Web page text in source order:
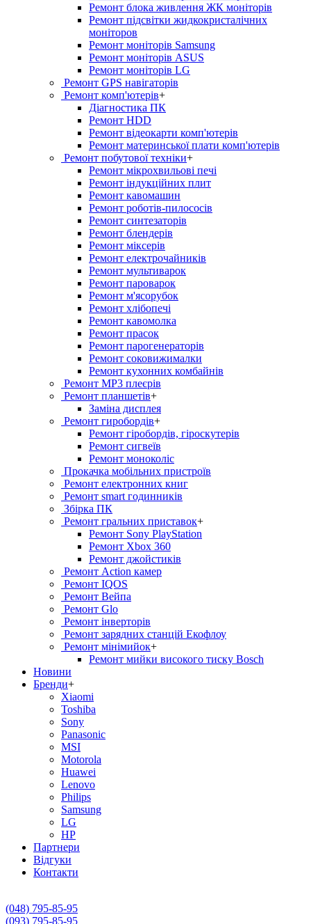
Ремонт блока живлення ЖК моніторів
Ремонт підсвітки жидкокристалічних
моніторов
Ремонт моніторів Samsung
Ремонт моніторів ASUS
Ремонт моніторів LG
Ремонт GPS навігаторів
Ремонт комп'ютерів+
Діагностика ПК
Ремонт HDD
Ремонт відеокарти комп'ютерів
Ремонт материнської плати комп'ютерів
Ремонт побутової техніки+
Ремонт мікрохвильові печі
Ремонт індукційних плит
Ремонт кавомашин
Ремонт роботів-пилососів
Ремонт синтезаторів
Ремонт блендерiв
Ремонт мiксерiв
Ремонт електрочайників
Ремонт мультиварок
Ремонт пароварок
Ремонт м'ясорубок
Ремонт хлiбопечi
Ремонт кавомолка
Ремонт прасок
Ремонт парогенераторiв
Ремонт соковижималки
Ремонт кухонних комбайнів
Ремонт MP3 плеєрів
Ремонт планшетів+
Заміна дисплея
Ремонт гиробордiв+
Ремонт гіробордів, гіроскутерів
Ремонт сигвеїв
Ремонт моноколіс
Прокачка мобільних пристроїв
Ремонт електронних книг
Ремонт smart годинників
Збірка ПК
Ремонт гральних приставок+
Ремонт Sony PlayStation
Ремонт Xbox 360
Ремонт джойстиків
Ремонт Action камер
Ремонт IQOS
Ремонт Вейпа
Ремонт Glo
Ремонт інверторів
Ремонт зарядних станцій Екофлоу
Ремонт мiнiмийок+
Ремонт мийки високого тиску Bosch
Новини
Бренди+
Xiaomi
Toshiba
Sony
Panasonic
MSI
Motorola
Huawei
Lenovo
Philips
Samsung
LG
HP
Партнери
Вiдгуки
Контакти
(048) 795-85-95
(093) 795-85-95